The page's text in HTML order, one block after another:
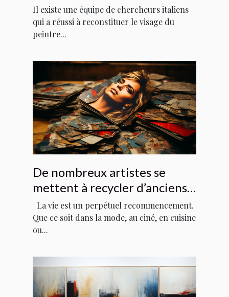
Il existe une équipe de chercheurs italiens
qui a réussi à reconstituer le visage du
peintre...
De nombreux artistes se
mettent à recycler d’anciens
tubes
La vie est un perpétuel recommencement.
Que ce soit dans la mode, au ciné, en cuisine
ou...